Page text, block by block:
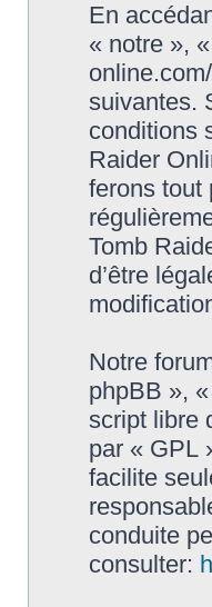
En
« notre »,
suivantes.
conditions
Raider
ferons tout
Tomb
d’être
Notre
phpBB »,
script libre
par « GPL
facilite
conduite
consulter: